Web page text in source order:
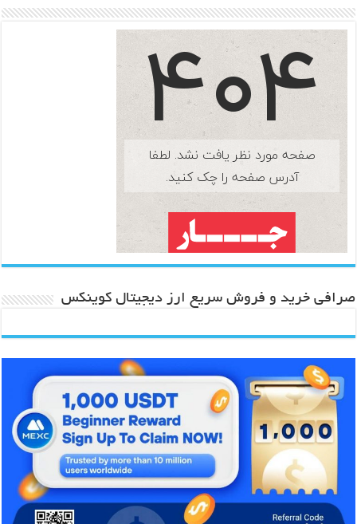
صرافی خرید و فروش سریع ارز دیجیتال کوینکس